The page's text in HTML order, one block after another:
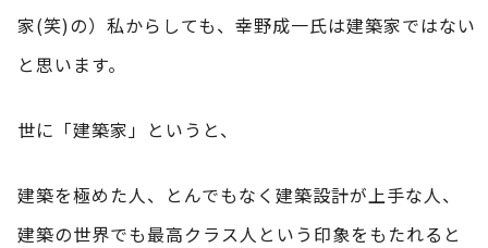
家(笑)の）私からしても、幸野成一氏は建築家ではない
と思います。
世に「建築家」というと、
建築を極めた人、とんでもなく建築設計が上手な人、
建築の世界でも最高クラス人という印象をもたれると